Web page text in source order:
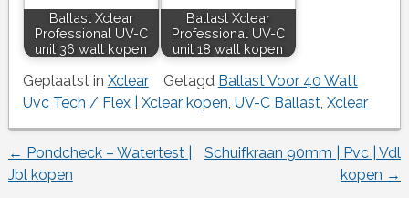
Ballast Xclear
Professional UV-C
unit 36 watt kopen
Ballast Xclear
Professional UV-C
unit 18 watt kopen
Geplaatst in Xclear Getagd Ballast Voor 40 Watt
Uvc Tech / Flex | Xclear kopen UV-C Ballast, Xclear
Berichtnavigatie
← Pondcheck – Watertest |
Jbl kopen
Schuifkraan 90mm | Pvc | Vdl
kopen →